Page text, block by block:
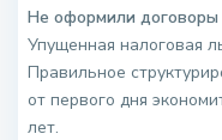
Не оформили договоры
Упущенная налоговая
Правильное
от первого дня
лет.